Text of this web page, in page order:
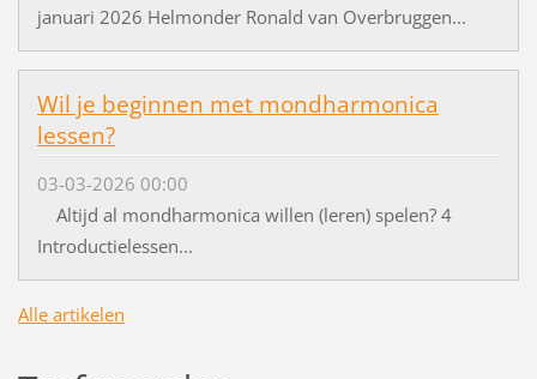
januari 2026 Helmonder Ronald van Overbruggen...
Wil je beginnen met mondharmonica
lessen?
03-03-2026 00:00
Altijd al mondharmonica willen (leren) spelen? 4
Introductielessen...
Alle artikelen